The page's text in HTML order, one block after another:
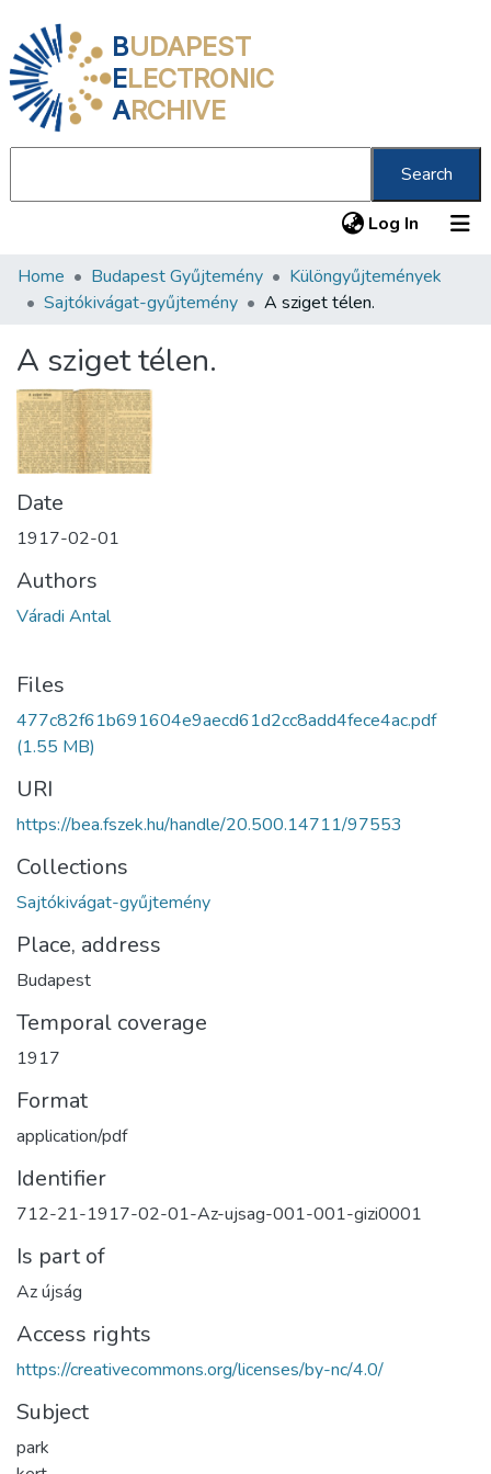
BUDAPEST
ELECTRONIC
ARCHIVE
Search
Log In (current)
Communities & Collections
Statistics
About us
Home Budapest Gyűjtemény
Különgyűjtemények
Sajtókivágat-gyűjtemény
A sziget télen.
A sziget télen.
Date
1917-02-01
Authors
Váradi Antal
Files
477c82f61b691604e9aecd61d2cc8add4fece4ac.pdf
(1.55 MB)
URI
https://bea.fszek.hu/handle/20.500.14711/97553
Collections
Sajtókivágat-gyűjtemény
Place, address
Budapest
Temporal coverage
1917
Format
application/pdf
Identifier
712-21-1917-02-01-Az-ujsag-001-001-gizi0001
Is part of
Az újság
Access rights
https://creativecommons.org/licenses/by-nc/4.0/
Subject
park